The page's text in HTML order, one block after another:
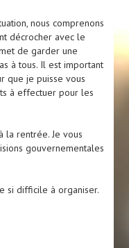
nous comprenons
décrocher avec le
de garder une
à tous. Il est important
que je puisse vous
à effectuer pour les
la rentrée. Je vous
gouvernementales
si difficile à organiser.